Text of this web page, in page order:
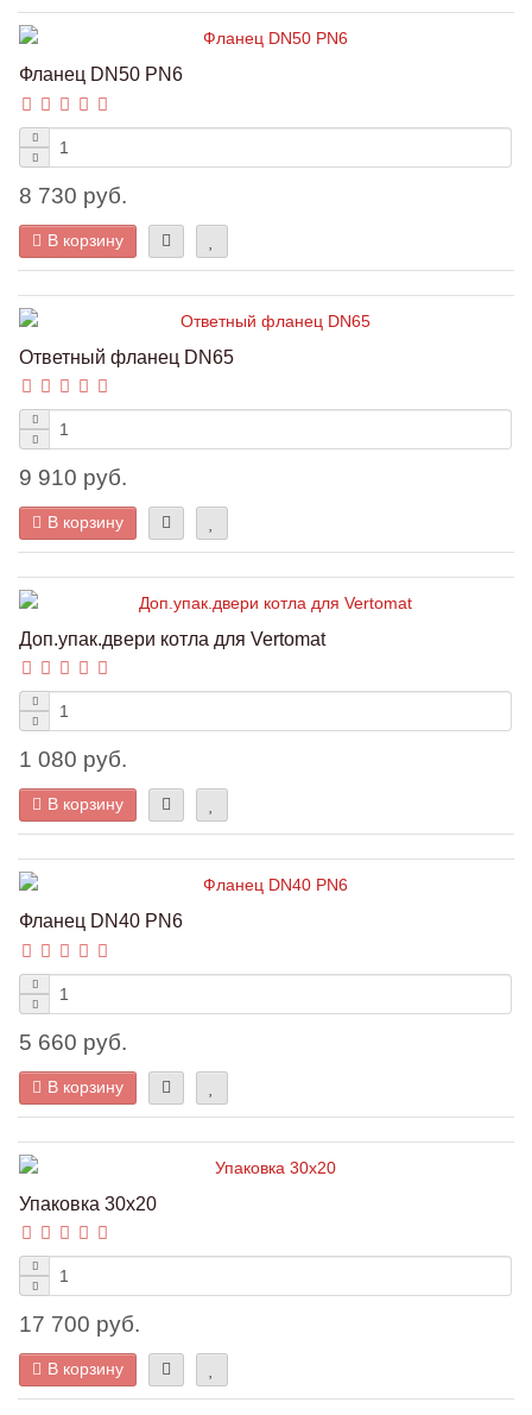
Фланец DN50 PN6
8 730 руб.
В корзину
Ответный фланец DN65
9 910 руб.
В корзину
Доп.упак.двери котла для Vertomat
1 080 руб.
В корзину
Фланец DN40 PN6
5 660 руб.
В корзину
Упаковка 30х20
17 700 руб.
В корзину